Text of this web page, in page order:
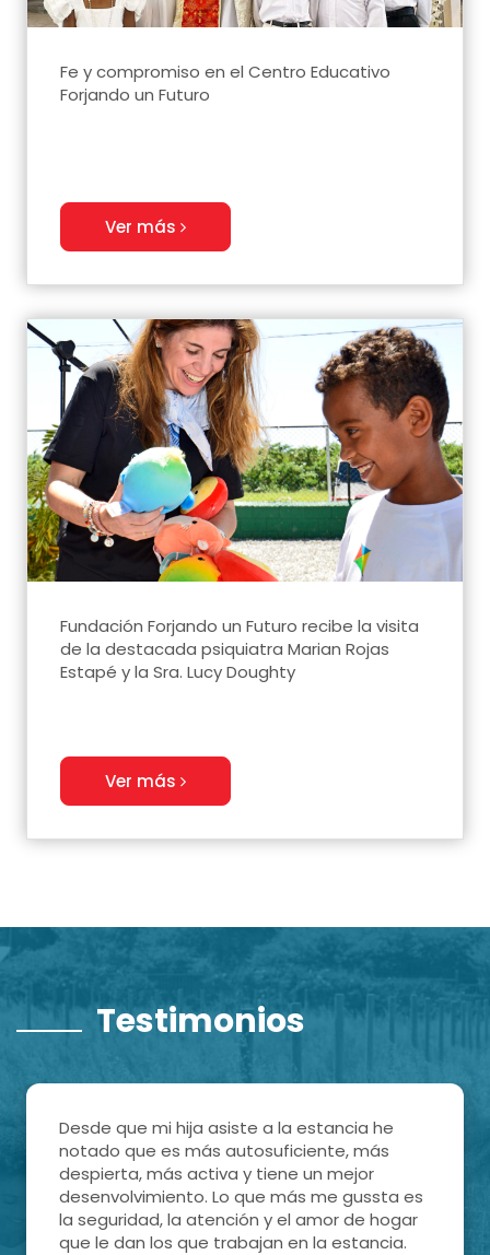
Fe y compromiso en el Centro Educativo
Forjando un Futuro
Ver más
Fundación Forjando un Futuro recibe la visita
de la destacada psiquiatra Marian Rojas
Estapé y la Sra. Lucy Doughty
Ver más
Testimonios
Desde que mi hija asiste a la estancia he
notado que es más autosuficiente, más
despierta, más activa y tiene un mejor
desenvolvimiento. Lo que más me gussta es
la seguridad, la atención y el amor de hogar
que le dan los que trabajan en la estancia.